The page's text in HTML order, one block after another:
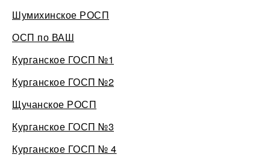
Шумихинское РОСП
ОСП по ВАШ
Курганское ГОСП №1
Курганское ГОСП №2
Щучанское РОСП
Курганское ГОСП №3
Курганское ГОСП № 4